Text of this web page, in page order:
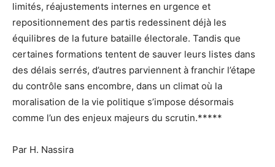
limités, réajustements internes en urgence et
repositionnement des partis redessinent déjà les
équilibres de la future bataille électorale. Tandis que
certaines formations tentent de sauver leurs listes dans
des délais serrés, d’autres parviennent à franchir l’étape
du contrôle sans encombre, dans un climat où la
moralisation de la vie politique s’impose désormais
comme l’un des enjeux majeurs du scrutin.*****
Par H. Nassira